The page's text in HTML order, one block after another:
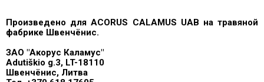
Произведено для ACORUS CALAMUS UAB на травяной
фабрике Швенчёнис.
ЗАО "Акорус Каламус"
Adutiškio g.3, LT-18110
Швенчёнис, Литва